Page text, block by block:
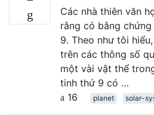
Các nhà thiên văn
rằng có bằng
9. Theo như tôi
trên các thông số
một vài vật thể
tinh thứ 9 có …
16
planet solar-